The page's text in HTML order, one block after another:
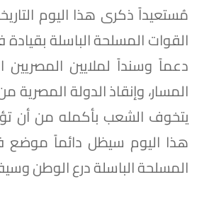
مُستعيداً ذكرى هذا اليوم
القوات المسلحة الباسلة بقيادة
دعماً وسنداً لملايين المصريين
المسار، وإنقاذ الدولة المصرية
يتخوف الشعب بأكمله من أن
هذا اليوم سيظل دائماً موضع
المسلحة الباسلة درع الوطن